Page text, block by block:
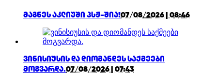
მაგნეს აკლიუში პსჟ-შია!07/08/2026 | 08:46
ვინისიუსის და დიომანდეს საქმეები
მოგვარდა.07/08/2026 | 07:43